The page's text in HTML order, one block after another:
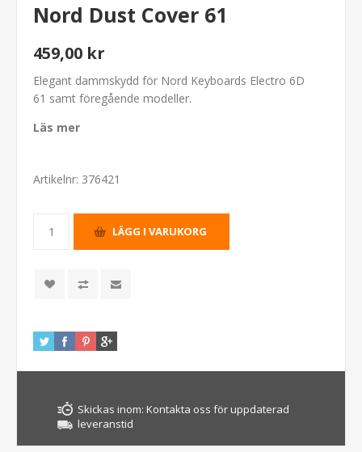
Nord Dust Cover 61
459,00 kr
Elegant dammskydd för Nord Keyboards Electro 6D
61 samt föregående modeller.
Läs mer
Artikelnr: 376421
Skickas inom: Kontakta oss för uppdaterad
leveranstid